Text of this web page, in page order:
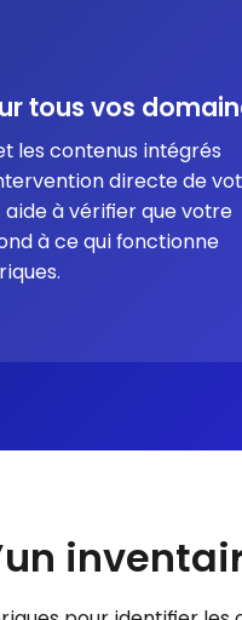
tous vos
les contenus intégrés
directe de
à vérifier que votre
à ce qui fonctionne